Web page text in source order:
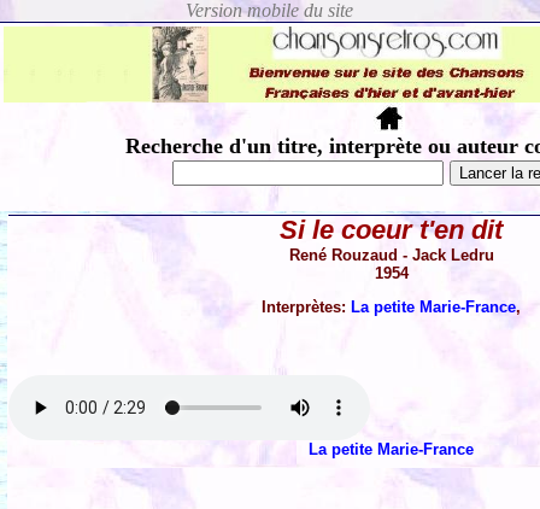
Recherche d'un titre, interprète ou auteur
Si le coeur t'en dit
René Rouzaud - Jack Ledru
1954
Interprètes: La petite Marie-France,
La petite Marie-France